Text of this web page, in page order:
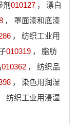
010127 ，
漂白
，
罩面漆和底漆
，
纺织工业用
010319 ，
脂肪
010362 ，
纺织品
，
染色用润湿
纺织工业用浸湿